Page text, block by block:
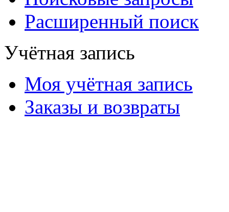
Расширенный поиск
Учётная запись
Моя учётная запись
Заказы и возвраты